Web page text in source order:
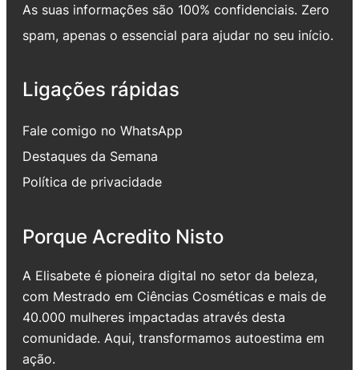
As suas informações são 100% confidenciais. Zero
spam, apenas o essencial para ajudar no seu início.
Ligações rápidas
Fale comigo no WhatsApp
Destaques da Semana
Política de privacidade
Porque Acredito Nisto
A Elisabete é pioneira digital no setor da beleza,
com Mestrado em Ciências Cosméticas e mais de
40.000 mulheres impactadas através desta
comunidade. Aqui, transformamos autoestima em
ação.